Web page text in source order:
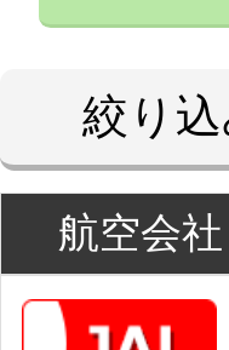
絞り
航空会社